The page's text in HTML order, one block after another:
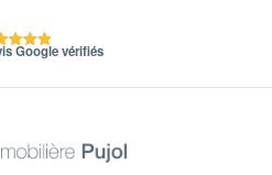
Google vérifiés